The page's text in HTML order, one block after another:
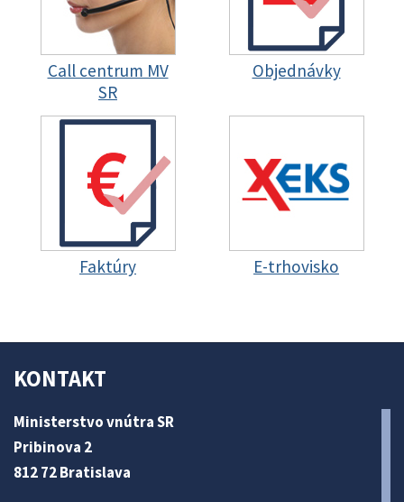
Call centrum MV
SR
Objednávky
Faktúry E-trhovisko
KONTAKT
Ministerstvo vnútra SR
Pribinova 2
812 72 Bratislava